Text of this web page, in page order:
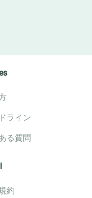
ライン
る質問
約